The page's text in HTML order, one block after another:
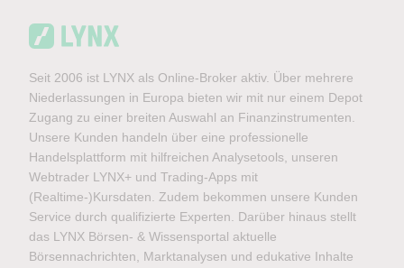
Seit 2006 ist LYNX als Online-Broker aktiv. Über mehrere
Niederlassungen in Europa bieten wir mit nur einem Depot
Zugang zu einer breiten Auswahl an Finanzinstrumenten.
Unsere Kunden handeln über eine professionelle
Handelsplattform mit hilfreichen Analysetools, unseren
Webtrader LYNX+ und Trading-Apps mit
(Realtime-)Kursdaten. Zudem bekommen unsere Kunden
Service durch qualifizierte Experten. Darüber hinaus stellt
das LYNX Börsen- & Wissensportal aktuelle
Börsennachrichten, Marktanalysen und edukative Inhalte